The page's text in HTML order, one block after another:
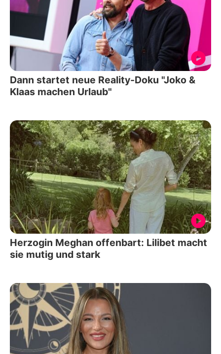
Dann startet neue Reality-Doku "Joko &
Klaas machen Urlaub"
Herzogin Meghan offenbart: Lilibet macht
sie mutig und stark